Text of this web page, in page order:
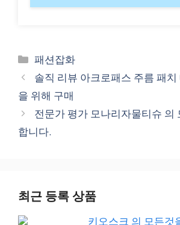
Categories
패션잡화
솔직 리뷰 아크로패스 주름 패치
을 위해 구매
전문가 평가 모나리자물티슈 의
합니다.
최근 등록 상품
키오스크 의 모든것